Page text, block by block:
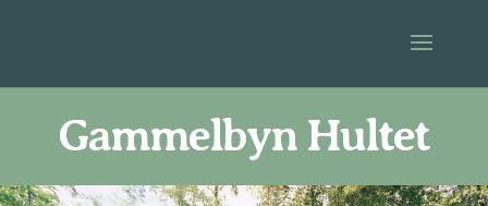
Gammelbyn Hultet